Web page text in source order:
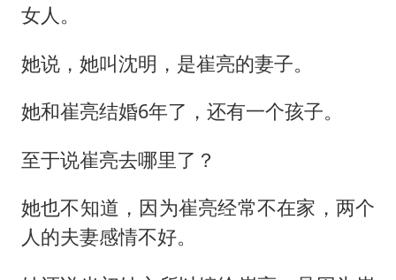
女人。
她说，她叫沈明，是崔亮的妻子。
她和崔亮结婚6年了，还有一个孩子。
至于说崔亮去哪里了？
她也不知道，因为崔亮经常不在家，两个
人的夫妻感情不好。